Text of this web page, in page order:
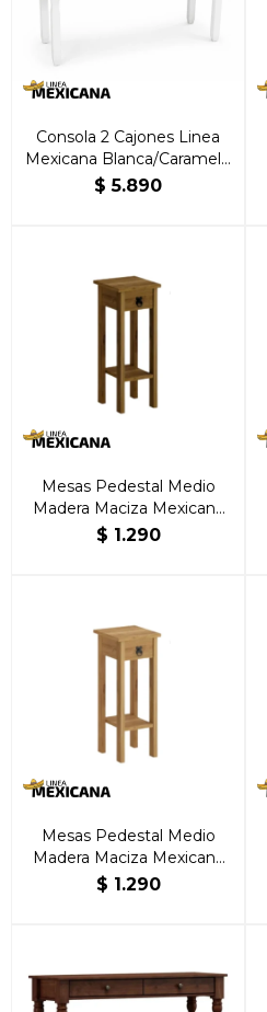
Consola 2 Cajones Linea
Mexicana Blanca/Caramelo
| Brillante Hogar
$ 5.890
Mesas Pedestal Medio
Madera Maciza Mexicana
Nogal
$ 1.290
Mesas Pedestal Medio
Madera Maciza Mexicana
Natural
$ 1.290